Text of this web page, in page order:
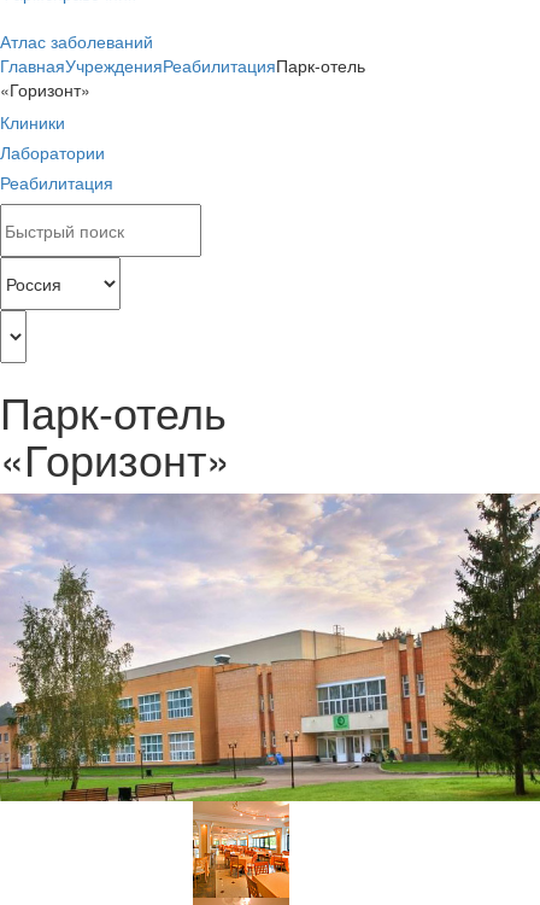
Атлас заболеваний
ГлавнаяУчрежденияРеабилитацияПарк-отель
«Горизонт»
Клиники
Лаборатории
Реабилитация
Парк-отель
«Горизонт»